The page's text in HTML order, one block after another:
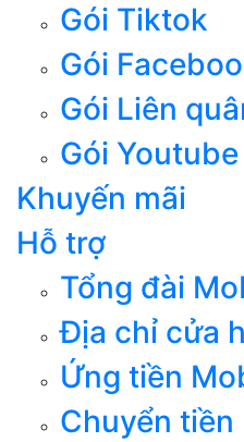
Gói Tiktok
Gói
Gói Liên
Gói Youtube
Khuyến mãi
Hỗ trợ
Tổng đài
Địa chỉ cửa
Ứng tiền
Chuyển tiền